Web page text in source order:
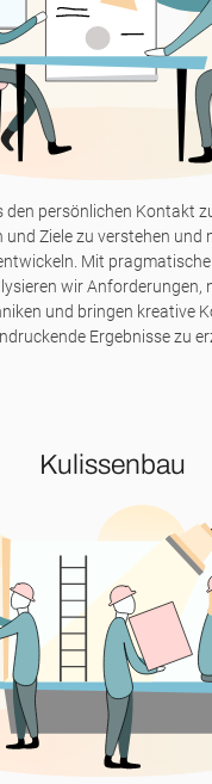
den persönlichen Kontakt
und Ziele zu verstehen und
Mit
wir Anforderungen,
und bringen kreative
Ergebnisse zu
Kulissenbau